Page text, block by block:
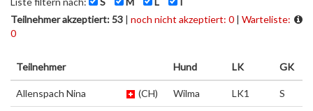
Teilnehmer akzeptiert: 53 | noch nicht akzeptiert: 0 | Warteliste:
0
Teilnehmer Hund LK GK
Allenspach Nina (CH) Wilma LK1 S